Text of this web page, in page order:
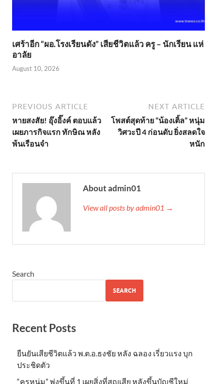
เศร้าอีก “ผอ.โรงเรียนดัง” เสียชีวิตแล้ว ครู – นักเรียน แห่
อาลัย
August 10, 2026
PREVIOUS ARTICLE
หายสงสัย! อุ๊งอิ๊งค์ ตอบแล้ว
เผยภารกิจแรก ทักษิณ หลัง
พ้นเรือนจำ
NEXT ARTICLE
โพสต์สุดท้าย “น้องเติ้ล” หนุ่ม
วิศวะปี 4 ก่อนดับ ยิ่งสลดใจ
หนัก
About admin01
View all posts by admin01 →
Search
SEARCH
Recent Posts
ยืนยันเสียชีวิตแล้ว พ.ต.อ.ธงชัย หลัง ฉลอง เรี่ยวแรง บุก
ประชิดตัว
“ครูหนุ่ม” พุ่งขึ้นที่ 1 เผยสิ่งที่สูญเสีย หลังขึ้นบัญชีใหม่